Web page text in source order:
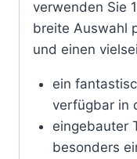
verwenden Sie
breite Auswahl
und einen
ein
verfügbar in
eingebauter
besonders